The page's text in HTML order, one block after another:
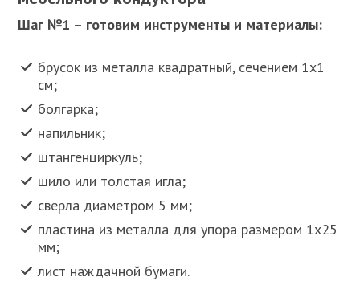
Шаг №1 – готовим инструменты и материалы:
брусок из металла квадратный, сечением 1х1
см;
болгарка;
напильник;
штангенциркуль;
шило или толстая игла;
сверла диаметром 5 мм;
пластина из металла для упора размером 1х25
мм;
лист наждачной бумаги.